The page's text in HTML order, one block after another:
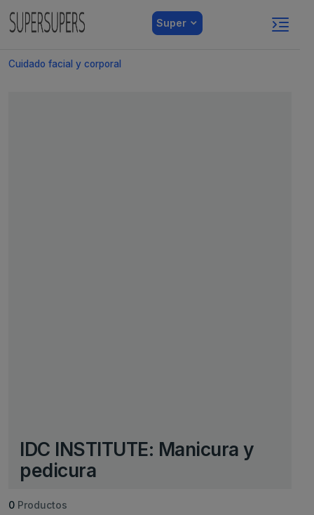
Super
Cuidado facial y corporal
IDC INSTITUTE: Manicura y
pedicura
0 Productos